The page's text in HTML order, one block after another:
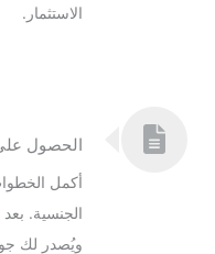
الاستثمار.
الحصول على
أكمل
الجنسية.
ويُصدر لك